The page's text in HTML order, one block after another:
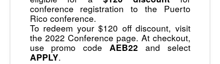
conference registration to the Puerto
Rico conference.
To redeem your $120 off discount, visit
the 2022 Conference page. At checkout,
use promo code AEB22 and select
APPLY.